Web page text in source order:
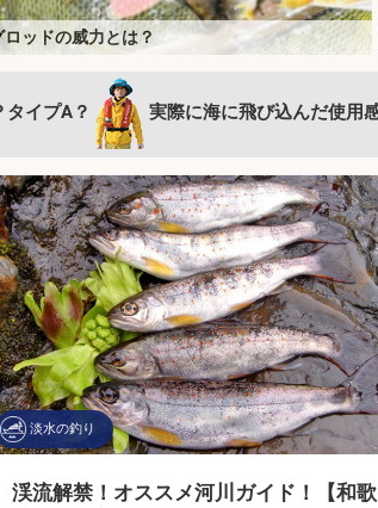
ッドの威力とは？
ー【響灘】
証＆キャンプ飯も満喫
中で1日船釣りをしてみた
の保存方法を徹底検証
強の一本と”後悔しない選び方”（2026年最
長崎】ランガンでサラシを攻略！
でケンサキイカを攻略【福井】
動バッテリーがキモ？
水を使ってみたら衝撃の結果に
ルトを愛用する理由とは
アプラットフォーム」に新規参画
届け！
タイプA？ 実際に海に飛び込んだ使用
淡水の釣り
渓流解禁！オススメ河川ガイド！【和